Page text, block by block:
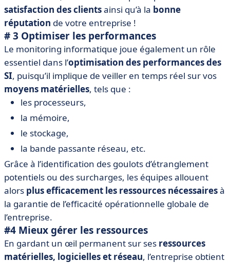
satisfaction des clientsainsi qu’à la bonne
réputation de votre entreprise !
# 3 Optimiser les performances
Le monitoring informatique joue également un rôle
essentiel dans l’optimisation des performances des
SI, puisqu’il implique de veiller en temps réel sur vos
moyens matérielles, tels que :
les processeurs,
la mémoire,
le stockage,
la bande passante réseau, etc.
Grâce à l’identification des goulots d’étranglement
potentiels ou des surcharges, les équipes allouent
alors plus efficacement les ressources nécessairesà
la garantie de l’efficacité opérationnelle globale de
l’entreprise.
#4 Mieux gérer les ressources
En gardant un œil permanent sur ses ressources
matérielles, logicielles et réseau, l’entreprise obtient